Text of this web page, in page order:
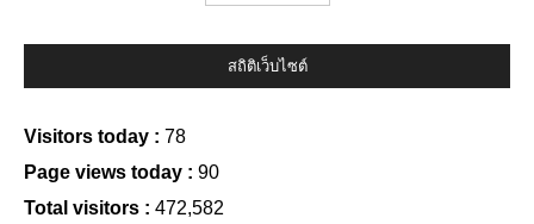
สถิติเว็บไซต์
Visitors today : 78
Page views today : 90
Total visitors : 472,582